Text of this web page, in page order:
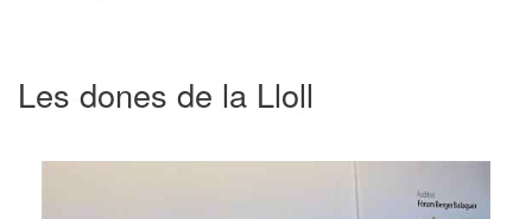
Les dones de la Lloll